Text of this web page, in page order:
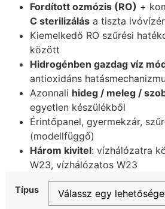
Fordított ozmózis (RO) +
C sterilizálás a tiszta
Kiemelkedő RO szűrési
között
Hidrogénben gazdag víz
antioxidáns
Azonnali hideg / meleg /
egyetlen készülékből
Érintőpanel, gyermekzár,
(modellfüggő)
Három kivitel: vízhálózatra
W23, vízhálózatos W23
Típus